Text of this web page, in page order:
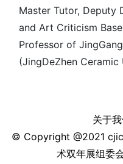
Master Tutor, Deputy
and Art Criticism
Professor of
(JingDeZhen Ceramic
关于
© Copyright @2021
术双年展组委